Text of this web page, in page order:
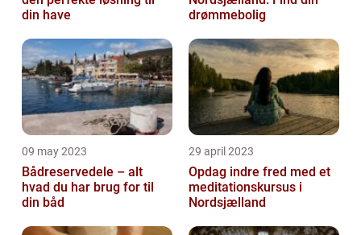
din have
drømmebolig
09 may 2023
Bådreservedele – alt
hvad du har brug for til
din båd
29 april 2023
Opdag indre fred med et
meditationskursus i
Nordsjælland